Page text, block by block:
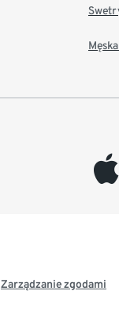
appleinc
Zarządzanie zgodami